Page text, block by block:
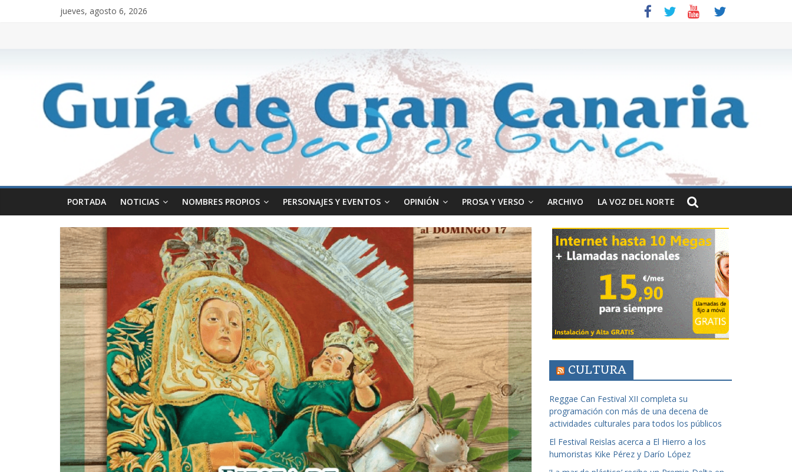
jueves, agosto 6, 2026
PORTADA NOTICIAS NOMBRES PROPIOS PERSONAJES Y EVENTOS OPINIÓN PROSA Y VERSO ARCHIVO LA VOZ DEL NORTE
CULTURA
Reggae Can Festival XII completa su
programación con más de una decena de
actividades culturales para todos los públicos
El Festival Reislas acerca a El Hierro a los
humoristas Kike Pérez y Darío López